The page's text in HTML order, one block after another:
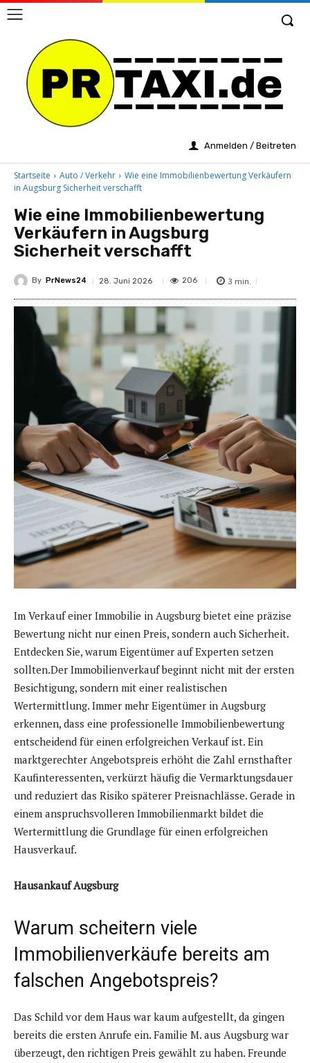
Anmelden / Beitreten
Startseite Auto / Verkehr
Wie eine Immobilienbewertung Verkäufern
in Augsburg Sicherheit verschafft
Wie eine Immobilienbewertung
Verkäufern in Augsburg
Sicherheit verschafft
By PrNews24 28. Juni 2026 206 3 min.
Im Verkauf einer Immobilie in Augsburg bietet eine präzise
Bewertung nicht nur einen Preis, sondern auch Sicherheit.
Entdecken Sie, warum Eigentümer auf Experten setzen
sollten.Der Immobilienverkauf beginnt nicht mit der ersten
Besichtigung, sondern mit einer realistischen
Wertermittlung. Immer mehr Eigentümer in Augsburg
erkennen, dass eine professionelle Immobilienbewertung
entscheidend für einen erfolgreichen Verkauf ist. Ein
marktgerechter Angebotspreis erhöht die Zahl ernsthafter
Kaufinteressenten, verkürzt häufig die Vermarktungsdauer
und reduziert das Risiko späterer Preisnachlässe. Gerade in
einem anspruchsvolleren Immobilienmarkt bildet die
Wertermittlung die Grundlage für einen erfolgreichen
Hausverkauf.
Hausankauf Augsburg
Warum scheitern viele
Immobilienverkäufe bereits am
falschen Angebotspreis?
Das Schild vor dem Haus war kaum aufgestellt, da gingen
bereits die ersten Anrufe ein. Familie M. aus Augsburg war
überzeugt, den richtigen Preis gewählt zu haben. Freunde